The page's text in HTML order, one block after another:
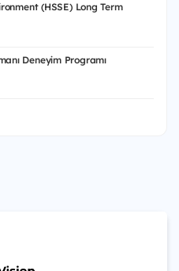
(HSSE) Long Term
Deneyim Programı